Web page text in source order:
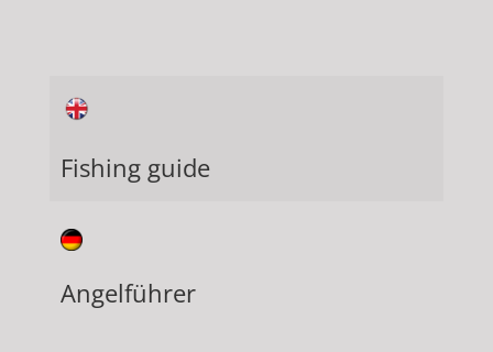
Fishing guide
Angelführer